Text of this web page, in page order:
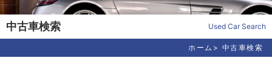
中古車検索 Used Car Search
ホーム 中古車検索